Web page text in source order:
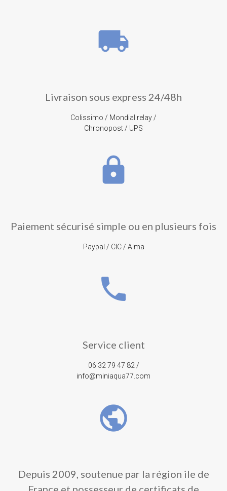
local_shipping
Livraison sous express 24/48h
Colissimo / Mondial relay /
Chronopost / UPS
lock
Paiement sécurisé simple ou en plusieurs fois
Paypal / CIC / Alma
phone
Service client
06 32 79 47 82 /
info@miniaqua77.com
public
Depuis 2009, soutenue par la région ile de